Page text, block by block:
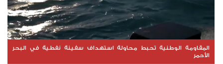
المقاومة الوطنية تحبط محاولة استهداف سفينة نفطية في البحر
الأحمر